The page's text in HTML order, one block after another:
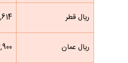
ریال قطر
ریال عمان